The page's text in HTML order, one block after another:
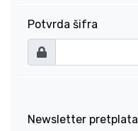
Potvrda šifra
Newsletter pretplata